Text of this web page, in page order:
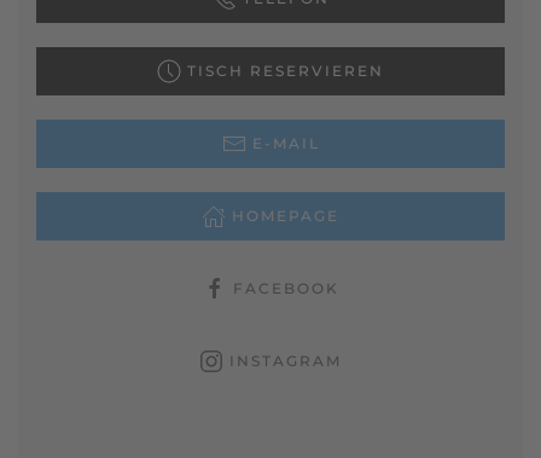
TISCH RESERVIEREN
E-MAIL
HOMEPAGE
FACEBOOK
INSTAGRAM